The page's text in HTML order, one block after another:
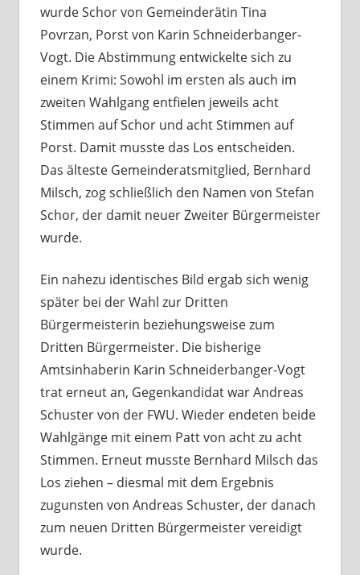
wurde Schor von Gemeinderätin Tina
Povrzan, Porst von Karin Schneiderbanger-
Vogt. Die Abstimmung entwickelte sich zu
einem Krimi: Sowohl im ersten als auch im
zweiten Wahlgang entfielen jeweils acht
Stimmen auf Schor und acht Stimmen auf
Porst. Damit musste das Los entscheiden.
Das älteste Gemeinderatsmitglied, Bernhard
Milsch, zog schließlich den Namen von Stefan
Schor, der damit neuer Zweiter Bürgermeister
wurde.
Ein nahezu identisches Bild ergab sich wenig
später bei der Wahl zur Dritten
Bürgermeisterin beziehungsweise zum
Dritten Bürgermeister. Die bisherige
Amtsinhaberin Karin Schneiderbanger-Vogt
trat erneut an, Gegenkandidat war Andreas
Schuster von der FWU. Wieder endeten beide
Wahlgänge mit einem Patt von acht zu acht
Stimmen. Erneut musste Bernhard Milsch das
Los ziehen – diesmal mit dem Ergebnis
zugunsten von Andreas Schuster, der danach
zum neuen Dritten Bürgermeister vereidigt
wurde.